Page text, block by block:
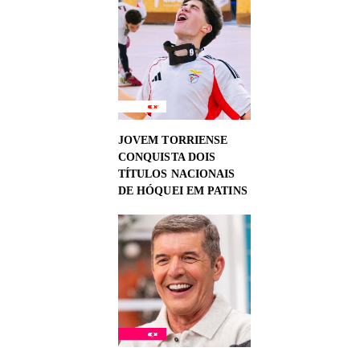
JOVEM TORRIENSE
CONQUISTA DOIS
TÍTULOS NACIONAIS
DE HÓQUEI EM PATINS